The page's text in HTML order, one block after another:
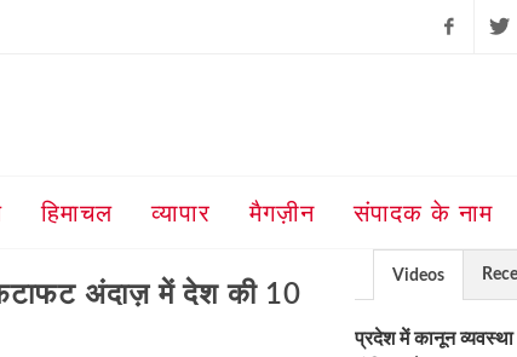
हिमाचल व्यापार मैगज़ीन संपादक के नाम
अंदाज़ में देश की 10
Videos
प्रदेश में कानून